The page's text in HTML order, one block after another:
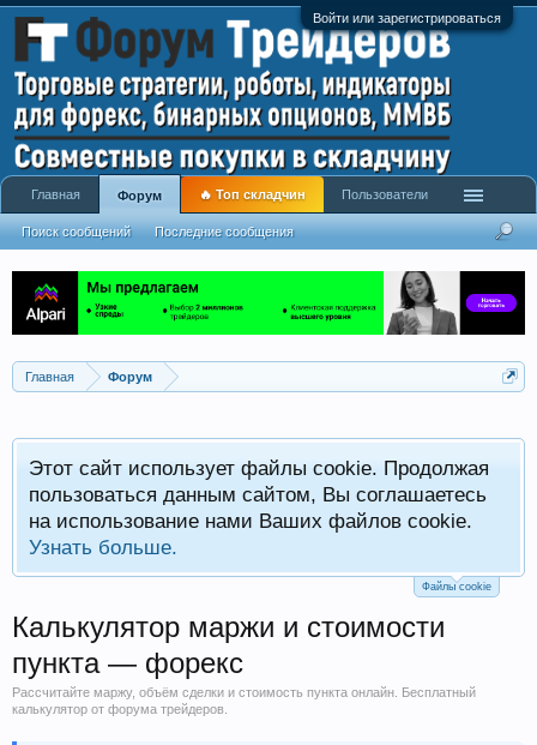
Войти или зарегистрироваться
Главная Форум
Этот сайт использует файлы cookie. Продолжая
пользоваться данным сайтом, Вы соглашаетесь
на использование нами Ваших файлов cookie.
Узнать больше.
Файлы cookie
Калькулятор маржи и стоимости
пункта — форекс
Рассчитайте маржу, объём сделки и стоимость пункта онлайн. Бесплатный
калькулятор от форума трейдеров.
Главная Форум
Поиск сообщений Последние сообщения
🔥 Топ складчин Пользователи